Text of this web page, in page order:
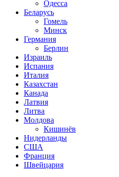
Одесса
Беларусь
Гомель
Минск
Германия
Берлин
Израиль
Испания
Италия
Казахстан
Канада
Латвия
Литва
Молдова
Кишинёв
Нидерланды
США
Франция
Швейцария